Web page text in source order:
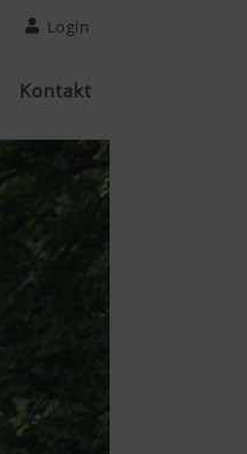
Login
Kontakt